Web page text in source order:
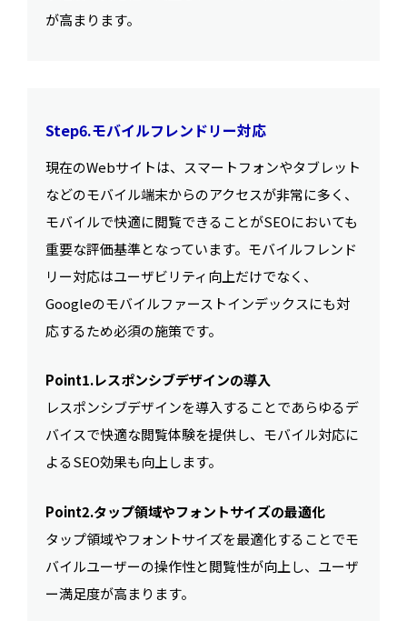
が高まります。
Step6.モバイルフレンドリー対応
現在のWebサイトは、スマートフォンやタブレット
などのモバイル端末からのアクセスが非常に多く、
モバイルで快適に閲覧できることがSEOにおいても
重要な評価基準となっています。モバイルフレンド
リー対応はユーザビリティ向上だけでなく、
Googleのモバイルファーストインデックスにも対
応するため必須の施策です。
Point1.レスポンシブデザインの導入
レスポンシブデザインを導入することであらゆるデ
バイスで快適な閲覧体験を提供し、モバイル対応に
よるSEO効果も向上します。
Point2.タップ領域やフォントサイズの最適化
タップ領域やフォントサイズを最適化することでモ
バイルユーザーの操作性と閲覧性が向上し、ユーザ
ー満足度が高まります。